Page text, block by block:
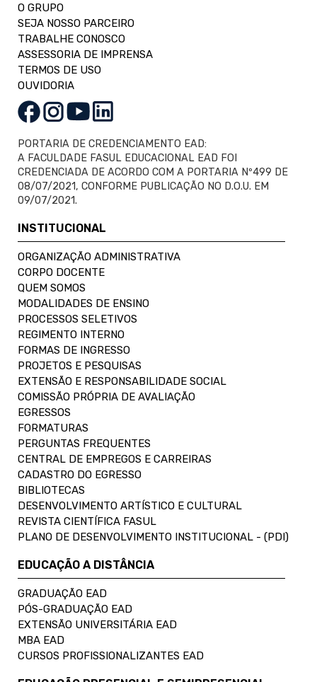
O GRUPO
SEJA NOSSO PARCEIRO
TRABALHE CONOSCO
ASSESSORIA DE IMPRENSA
TERMOS DE USO
OUVIDORIA
PORTARIA DE CREDENCIAMENTO EAD:
A FACULDADE FASUL EDUCACIONAL EAD FOI
CREDENCIADA DE ACORDO COM A PORTARIA Nº499 DE
08/07/2021, CONFORME PUBLICAÇÃO NO D.O.U. EM
09/07/2021.
INSTITUCIONAL
ORGANIZAÇÃO ADMINISTRATIVA
CORPO DOCENTE
QUEM SOMOS
MODALIDADES DE ENSINO
PROCESSOS SELETIVOS
REGIMENTO INTERNO
FORMAS DE INGRESSO
PROJETOS E PESQUISAS
EXTENSÃO E RESPONSABILIDADE SOCIAL
COMISSÃO PRÓPRIA DE AVALIAÇÃO
EGRESSOS
FORMATURAS
PERGUNTAS FREQUENTES
CENTRAL DE EMPREGOS E CARREIRAS
CADASTRO DO EGRESSO
BIBLIOTECAS
DESENVOLVIMENTO ARTÍSTICO E CULTURAL
REVISTA CIENTÍFICA FASUL
PLANO DE DESENVOLVIMENTO INSTITUCIONAL - (PDI)
EDUCAÇÃO A DISTÂNCIA
GRADUAÇÃO EAD
PÓS-GRADUAÇÃO EAD
EXTENSÃO UNIVERSITÁRIA EAD
MBA EAD
CURSOS PROFISSIONALIZANTES EAD